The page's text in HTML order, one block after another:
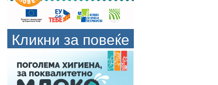
Кликни за повеќе